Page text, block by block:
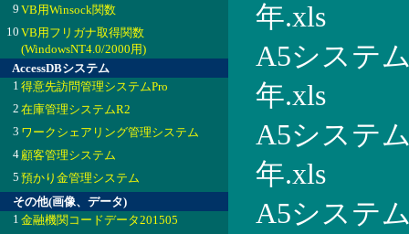
9 VB用Winsock関数
10 VB用フリガナ取得関数
(WindowsNT4.0/2000用)
AccessDBシステム
1 得意先訪問管理システムPro
2 在庫管理システムR2
3 ワークシェアリング管理システム
4顧客管理システム
5 預かり金管理システム
その他(画像、データ)
1 金融機関コードデータ201505
年.xls
A5システ
年.xls
A5システ
年.xls
A5システ